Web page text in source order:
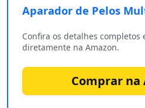
Aparador de Pelos
Confira os detalhes completos
diretamente na Amazon.
Comprar na